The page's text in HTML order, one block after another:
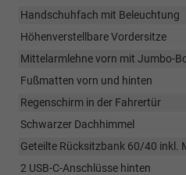
Handschuhfach mit Beleuchtung
Höhenverstellbare Vordersitze
Mittelarmlehne vorn mit Jumbo-
Fußmatten vorn und hinten
Regenschirm in der Fahrertür
Schwarzer Dachhimmel
Geteilte Rücksitzbank 60/40 inkl.
2 USB-C-Anschlüsse hinten